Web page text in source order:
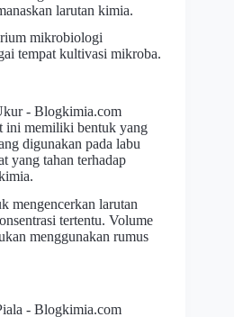
larutan kimia.
mikrobiologi
tempat kultivasi mikroba.
ini memiliki bentuk yang
digunakan pada labu
yang tahan terhadap
mengencerkan larutan
tertentu. Volume
menggunakan rumus